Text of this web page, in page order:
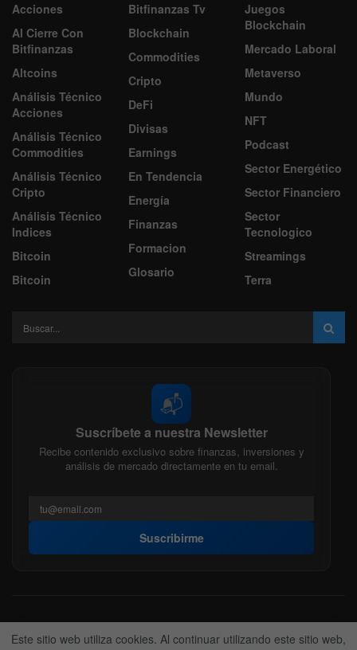
Acciones
Al Cierre Con
Bitfinanzas
Altcoins
Análisis Técnico
Acciones
Análisis Técnico
Commodities
Análisis Técnico
Cripto
Análisis Técnico
Indices
Bitcoin
Bitcoin
Bitfinanzas Tv
Blockchain
Commodities
Cripto
DeFi
Divisas
Earnings
En Tendencia
Energía
Finanzas
Formacion
Glosario
Juegos
Blockchain
Mercado Laboral
Metaverso
Mundo
NFT
Podcast
Sector Energético
Sector Financiero
Sector
Tecnologico
Streamings
Terra
📬
Suscríbete a nuestra Newsletter
Recibe contenido exclusivo sobre finanzas, inversiones y
análisis de mercado directamente en tu email.
Suscribirme
Acerca de nosotros Politica Editorial
Nuestro Equipo
Este sitio web utiliza cookies. Al continuar utilizando este sitio web,